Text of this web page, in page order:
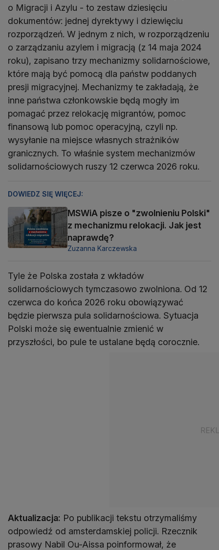
o Migracji i Azylu - to zestaw dziesięciu
dokumentów: jednej dyrektywy i dziewięciu
rozporządzeń. W jednym z nich, w rozporządzeniu
o zarządzaniu azylem i migracją (z 14 maja 2024
roku), zapisano trzy mechanizmy solidarnościowe,
które mają być pomocą dla państw poddanych
presji migracyjnej. Mechanizmy te zakładają, że
inne państwa członkowskie będą mogły im
pomagać przez relokację migrantów, pomoc
finansową lub pomoc operacyjną, czyli np.
wysyłanie na miejsce własnych strażników
granicznych. To właśnie system mechanizmów
solidarnościowych ruszy 12 czerwca 2026 roku.
DOWIEDZ SIĘ WIĘCEJ:
MSWiA pisze o "zwolnieniu Polski"
z mechanizmu relokacji. Jak jest
naprawdę?
Zuzanna Karczewska
Tyle że Polska została z wkładów
solidarnościowych tymczasowo zwolniona. Od 12
czerwca do końca 2026 roku obowiązywać
będzie pierwsza pula solidarnościowa. Sytuacja
Polski może się ewentualnie zmienić w
przyszłości, bo pule te ustalane będą corocznie.
Aktualizacja: Po publikacji tekstu otrzymaliśmy
odpowiedź od amsterdamskiej policji. Rzecznik
prasowy Nabil Ou-Aissa poinformował, że